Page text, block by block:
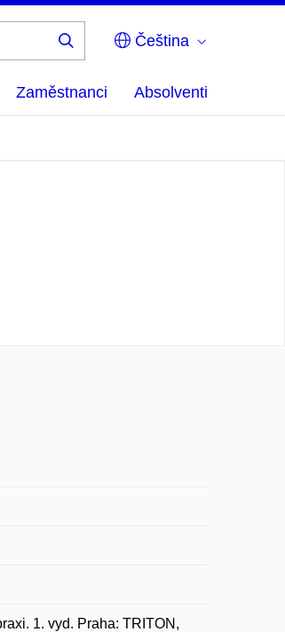
Čeština
Zaměstnanci Absolventi
1. vyd. Praha: TRITON,